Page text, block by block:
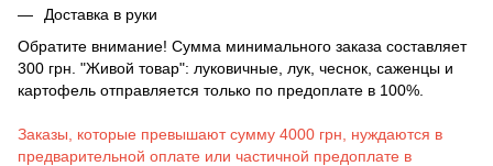
Доставка в руки
Обратите внимание! Сумма минимального заказа составляет
300 грн. "Живой товар": луковичные, лук, чеснок, саженцы и
картофель отправляется только по предоплате в 100%.
Заказы, которые превышают сумму 4000 грн, нуждаются в
предварительной оплате или частичной предоплате в